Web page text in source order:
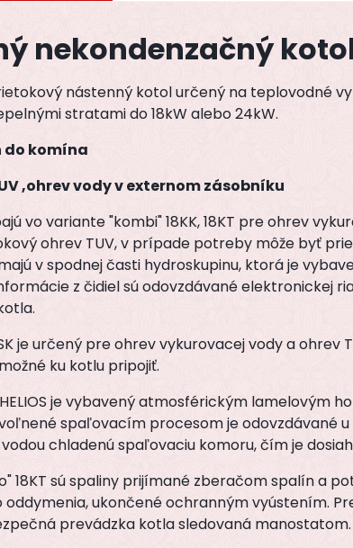
nekondenzačný kotol
nástenný kotol určený na teplovodné
stratami do 18kW alebo 24kW.
do komína
,ohrev vody v externom zásobníku
vo variante "kombi" 18KK, 18KT pre ohrev
ohrev TUV, v prípade potreby môže byť
v spodnej časti hydroskupinu, ktorá je
z čidiel sú odovzdávané elektronickej
je určený pre ohrev vykurovacej vody a
ku kotlu pripojiť.
je vybavený atmosférickým lamelovým
spaľovacím procesom je odovzdávané
chladenú spaľovaciu komoru, čím je
18KT sú spaliny prijímané zberačom spalín a
oddymenia, ukončené ochranným vyústením.
prevádzka kotla sledovaná manostatom.